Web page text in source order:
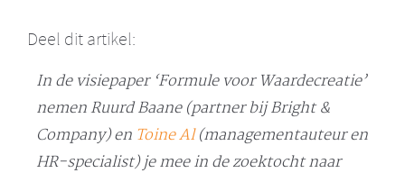
Deel dit artikel:
In de visiepaper ‘Formule voor Waardecreatie’
nemen Ruurd Baane (partner bij Bright &
Company) en Toine Al(managementauteur en
HR-specialist) je mee in de zoektocht naar